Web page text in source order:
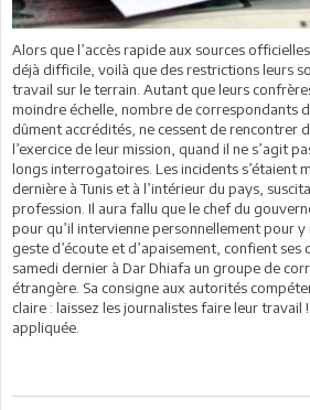
Alors que l’accès rapide aux sources
déjà difficile, voilà que des restrictions leurs
travail sur le terrain. Autant que leurs
moindre échelle, nombre de correspondants
dûment accrédités, ne cessent de rencontrer
l’exercice de leur mission, quand il ne s’agit
longs interrogatoires. Les incidents s’étaient
dernière à Tunis et à l’intérieur du pays,
profession. Il aura fallu que le chef du
pour qu’il intervienne personnellement pour y
geste d’écoute et d’apaisement, confient ses
samedi dernier à Dar Dhiafa un groupe de
étrangère. Sa consigne aux autorités
claire : laissez les journalistes faire leur travail
appliquée.